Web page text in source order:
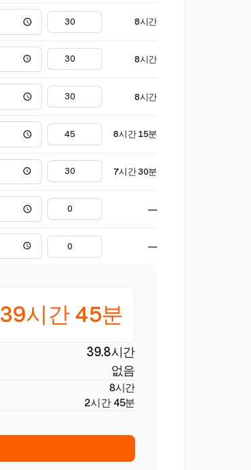
8시간
8시간
8시간
8시간 15분
7시간 30분
—
—
39시간 45분
39.8시간
없음
8시간
2시간 45분